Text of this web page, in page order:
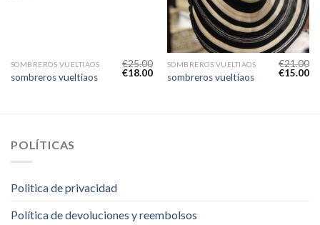
SOMBREROS VUELTIAOS
sombreros vueltiaos
€25.00
€18.00
SOMBREROS VUELTIAOS
sombreros vueltiaos
€21.00
€15.00
POLÍTICAS
Politica de privacidad
Política de devoluciones y reembolsos